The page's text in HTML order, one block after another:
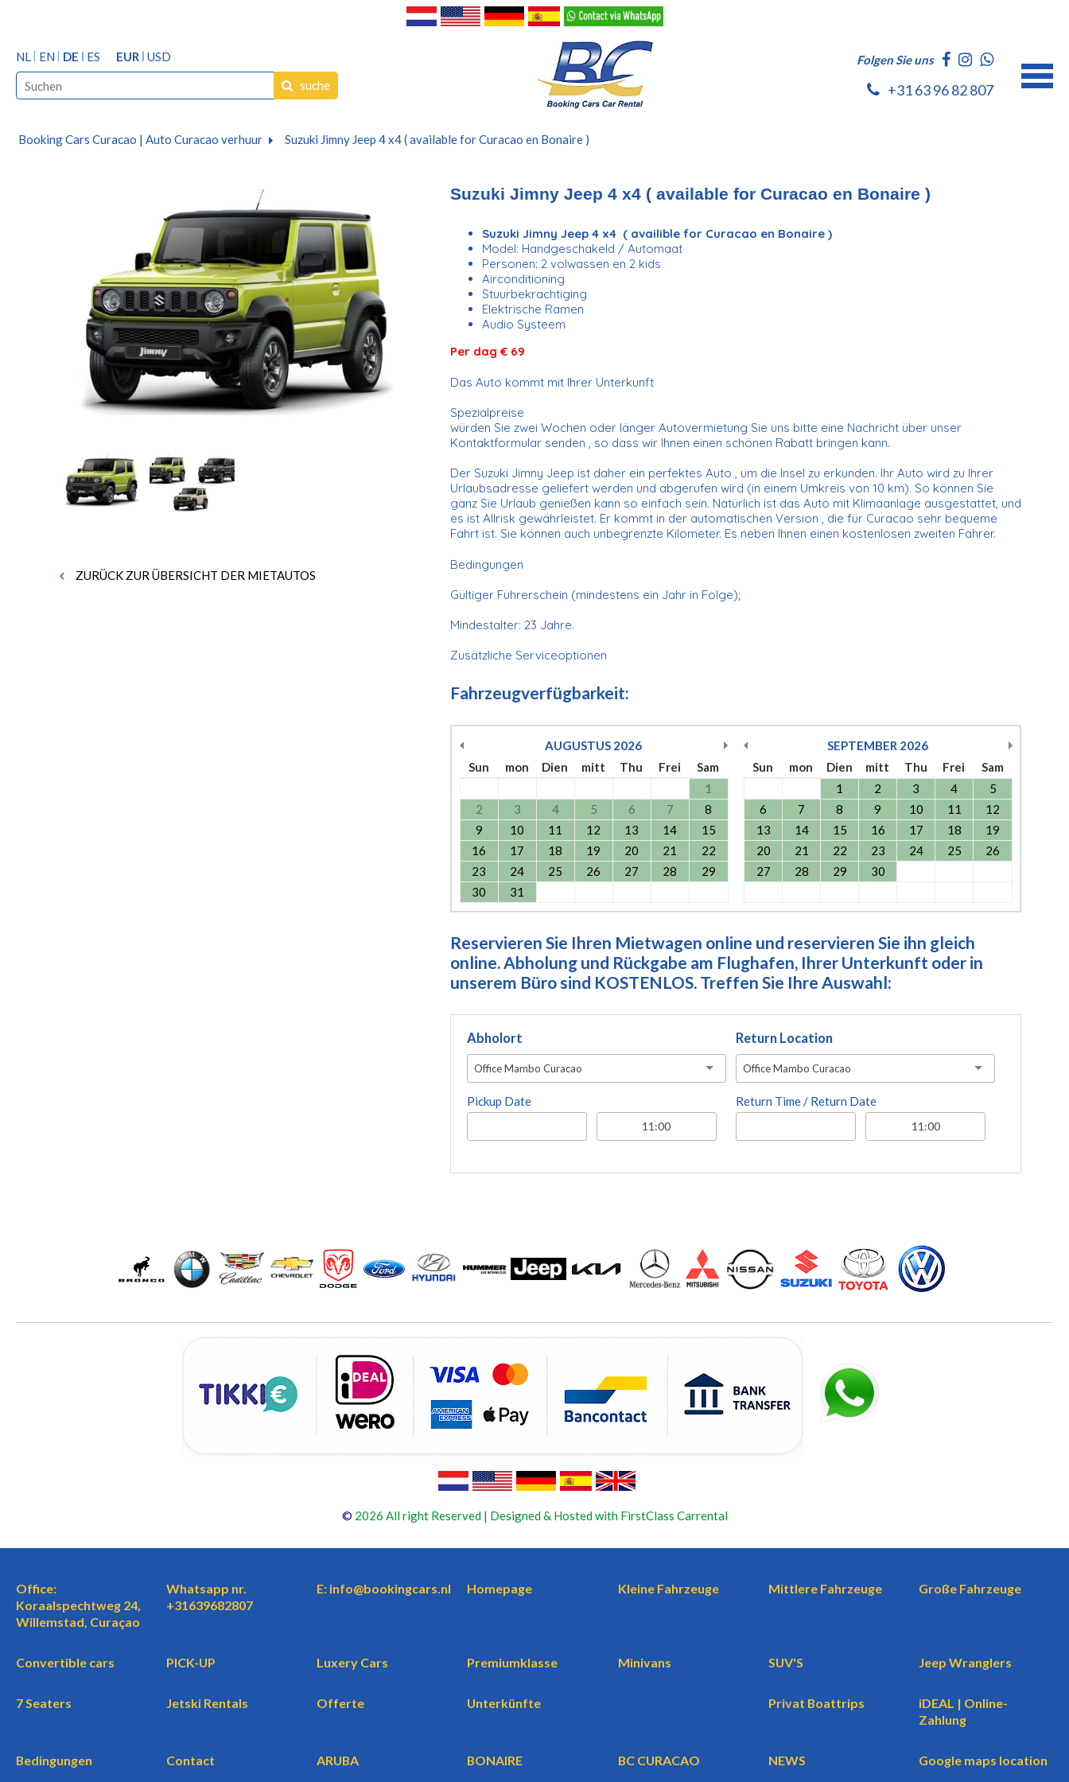
NL EN DE ES EUR USD
suche
Folgen Sie uns
+31 63 96 82 807
Booking Cars Curacao | Auto Curacao verhuur Suzuki Jimny Jeep 4 x4 ( available for Curacao en Bonaire )
ZURÜCK ZUR ÜBERSICHT DER MIETAUTOS
Suzuki Jimny Jeep 4 x4 ( available for Curacao en Bonaire )
Suzuki Jimny Jeep 4 x4 ( availible for Curacao en Bonaire )
Model: Handgeschakeld / Automaat
Personen: 2 volwassen en 2 kids
Airconditioning
Stuurbekrachtiging
Elektrische Ramen
Audio Systeem
Per dag € 69
Das Auto kommt mit Ihrer Unterkunft
Spezialpreise
würden Sie zwei Wochen oder länger Autovermietung Sie uns bitte eine Nachricht über unser
Kontaktformular senden , so dass wir Ihnen einen schönen Rabatt bringen kann.
Der Suzuki Jimny Jeep ist daher ein perfektes Auto , um die Insel zu erkunden. Ihr Auto wird zu Ihrer
Urlaubsadresse geliefert werden und abgerufen wird (in einem Umkreis von 10 km). So können Sie
ganz Sie Urlaub genießen kann so einfach sein. Natürlich ist das Auto mit Klimaanlage ausgestattet, und
es ist Allrisk gewährleistet. Er kommt in der automatischen Version , die für Curacao sehr bequeme
Fahrt ist. Sie können auch unbegrenzte Kilometer. Es neben Ihnen einen kostenlosen zweiten Fahrer.
Bedingungen
Gültiger Führerschein (mindestens ein Jahr in Folge);
Mindestalter: 23 Jahre.
Zusätzliche Serviceoptionen
Fahrzeugverfügbarkeit:
AUGUSTUS 2026
Sun
mon Dien mitt Thu Frei
Sam
1
2
3 4 5 6 7
8
9
10 11 12 13 14
15
16
17 18 19 20 21
22
23
24 25 26 27 28
29
30
31
SEPTEMBER 2026
Sun
mon Dien mitt Thu Frei
Sam
1
2 3 4
5
6
7 8 9 10 11
12
13
14 15 16 17 18
19
20
21 22 23 24 25
26
27
28 29 30
Reservieren Sie Ihren Mietwagen online und reservieren Sie ihn gleich
online. Abholung und Rückgabe am Flughafen, Ihrer Unterkunft oder in
unserem Büro sind KOSTENLOS. Treffen Sie Ihre Auswahl:
Abholort
Office Mambo Curacao
Pickup Date
Return Location
Office Mambo Curacao
Return Time / Return Date
© 2026 All right Reserved | Designed & Hosted with FirstClass Carrental
Office:
Koraalspechtweg 24,
Willemstad, Curaçao
Whatsapp nr.
+31639682807
E: info@bookingcars.nl Homepage Kleine Fahrzeuge Mittlere Fahrzeuge Große Fahrzeuge
Convertible cars PICK-UP Luxery Cars Premiumklasse Minivans SUV'S Jeep Wranglers
7 Seaters Jetski Rentals Offerte Unterkünfte Privat Boattrips
iDEAL | Online-
Zahlung
Bedingungen Contact ARUBA BONAIRE BC CURACAO NEWS Google maps location